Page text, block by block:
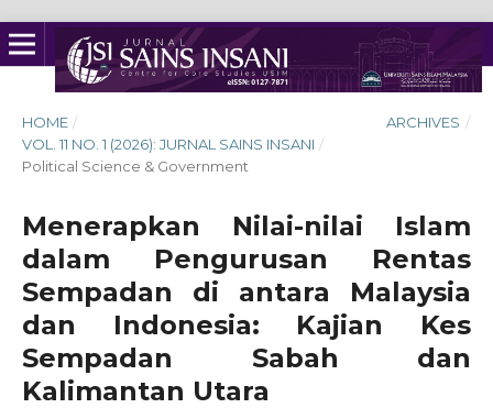
HOME / ARCHIVES /
VOL. 11 NO. 1 (2026): JURNAL SAINS INSANI /
Political Science & Government
Menerapkan Nilai-nilai Islam
dalam Pengurusan Rentas
Sempadan di antara Malaysia
dan Indonesia: Kajian Kes
Sempadan Sabah dan
Kalimantan Utara